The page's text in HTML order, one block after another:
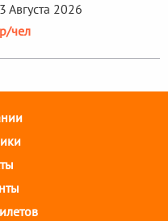
Августа 2026
чел